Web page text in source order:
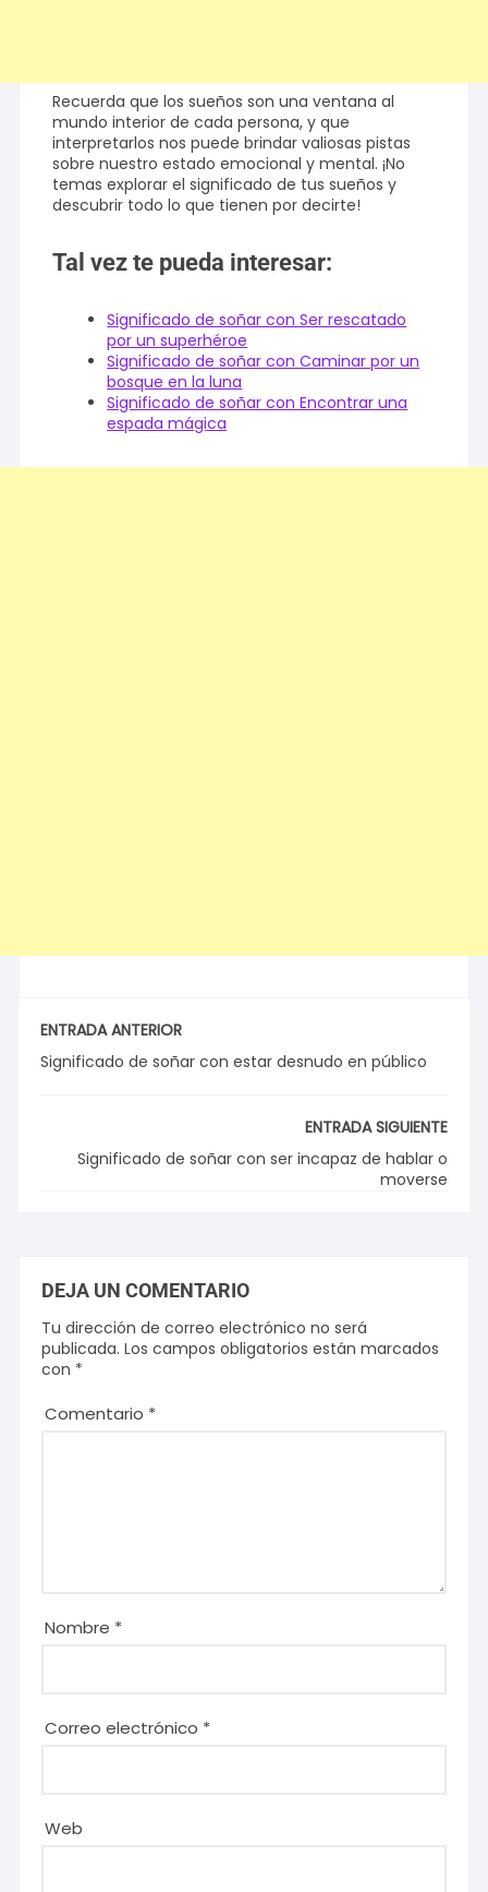
Recuerda que los sueños son una ventana al
mundo interior de cada persona, y que
interpretarlos nos puede brindar valiosas pistas
sobre nuestro estado emocional y mental. ¡No
temas explorar el significado de tus sueños y
descubrir todo lo que tienen por decirte!
Tal vez te pueda interesar:
Significado de soñar con Ser rescatado
por un superhéroe
Significado de soñar con Caminar por un
bosque en la luna
Significado de soñar con Encontrar una
espada mágica
ENTRADA ANTERIOR
Significado de soñar con estar desnudo en público
ENTRADA SIGUIENTE
Significado de soñar con ser incapaz de hablar o
moverse
DEJA UN COMENTARIO
Tu dirección de correo electrónico no será
publicada. Los campos obligatorios están marcados
con *
Comentario *
Nombre *
Correo electrónico *
Web